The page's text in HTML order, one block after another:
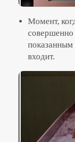
Момент,
совершенно
показанным
входит.